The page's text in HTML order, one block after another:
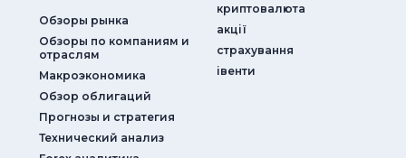
Обзоры рынка
Обзоры по компаниям и
отраслям
Макроэкономика
Обзор облигаций
Прогнозы и стратегия
Технический анализ
криптовалюта
акції
страхування
iвенти